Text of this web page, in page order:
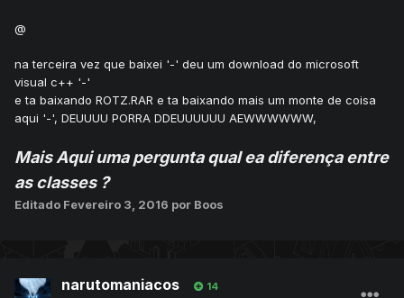
@
na terceira vez que baixei '-' deu um download do microsoft
visual c++ '-'
e ta baixando ROTZ.RAR e ta baixando mais um monte de coisa
aqui '-', DEUUUU PORRA DDEUUUUUU AEWWWWWW,
Mais Aqui uma pergunta qual ea diferença entre
as classes ?
Editado Fevereiro 3, 2016 por Boos
narutomaniacos 14